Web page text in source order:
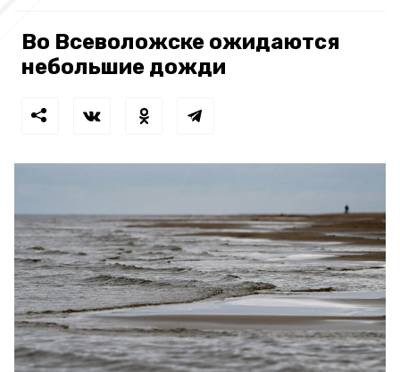
Во Всеволожске ожидаются
небольшие дожди